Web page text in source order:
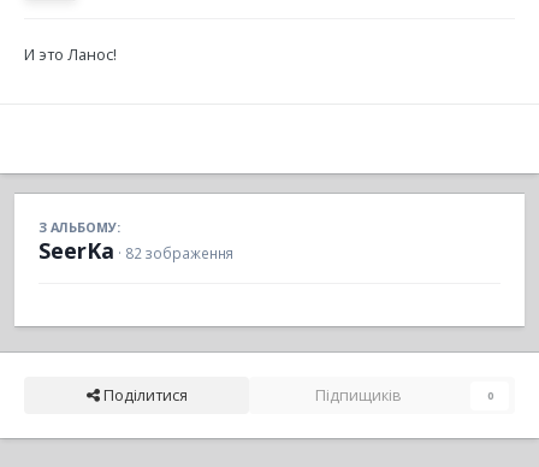
И это Ланос!
З АЛЬБОМУ:
SeerKa · 82 зображення
Поділитися Підпищиків 0